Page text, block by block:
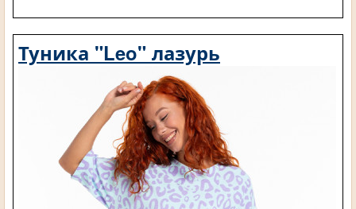
Туника "Leo" лазурь